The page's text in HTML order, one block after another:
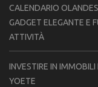
CALENDARIO
GADGET ELEGANTE E
ATTIVITÀ
INVESTIRE IN
YOETE